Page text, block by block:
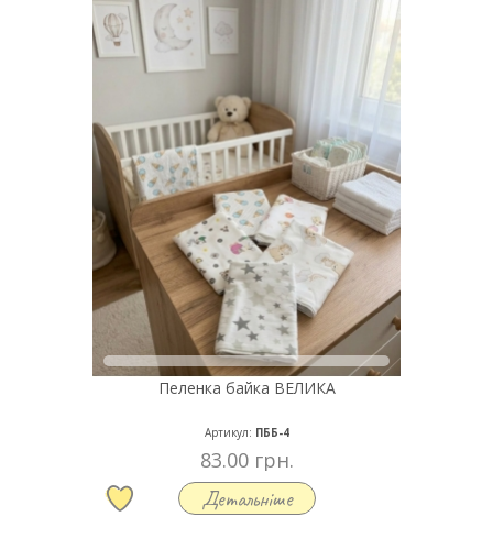
Пеленка байка ВЕЛИКА
Артикул: ПББ-4
83.00 грн.
Детальніше